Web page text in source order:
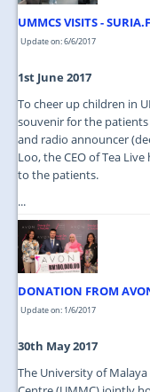
UMMCS VISITS -
Update on: 6/6/2017
1st June 2017
To cheer up children in
souvenir for the patients
and radio announcer
Loo, the CEO of Tea
to the patients.
...
DONATION FROM
Update on: 1/6/2017
30th May 2017
The University of